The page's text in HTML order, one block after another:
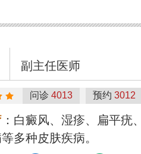
副主任医师
问诊 4013 预约 3012
：白癜风、湿疹、扁平疣
多种皮肤疾病。